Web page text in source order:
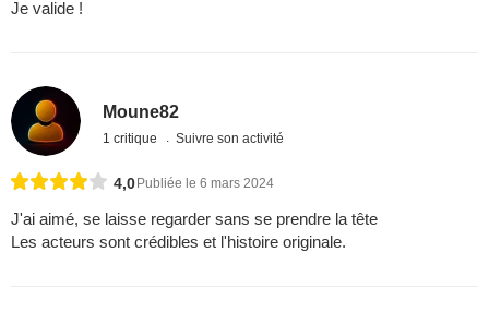
Je valide !
Moune82
1 critique Suivre son activité
4,0 Publiée le 6 mars 2024
J'ai aimé, se laisse regarder sans se prendre la tête
Les acteurs sont crédibles et l'histoire originale.